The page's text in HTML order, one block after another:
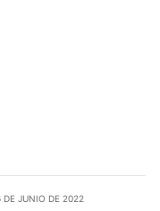
Castro.
DE JUNIO DE 2022